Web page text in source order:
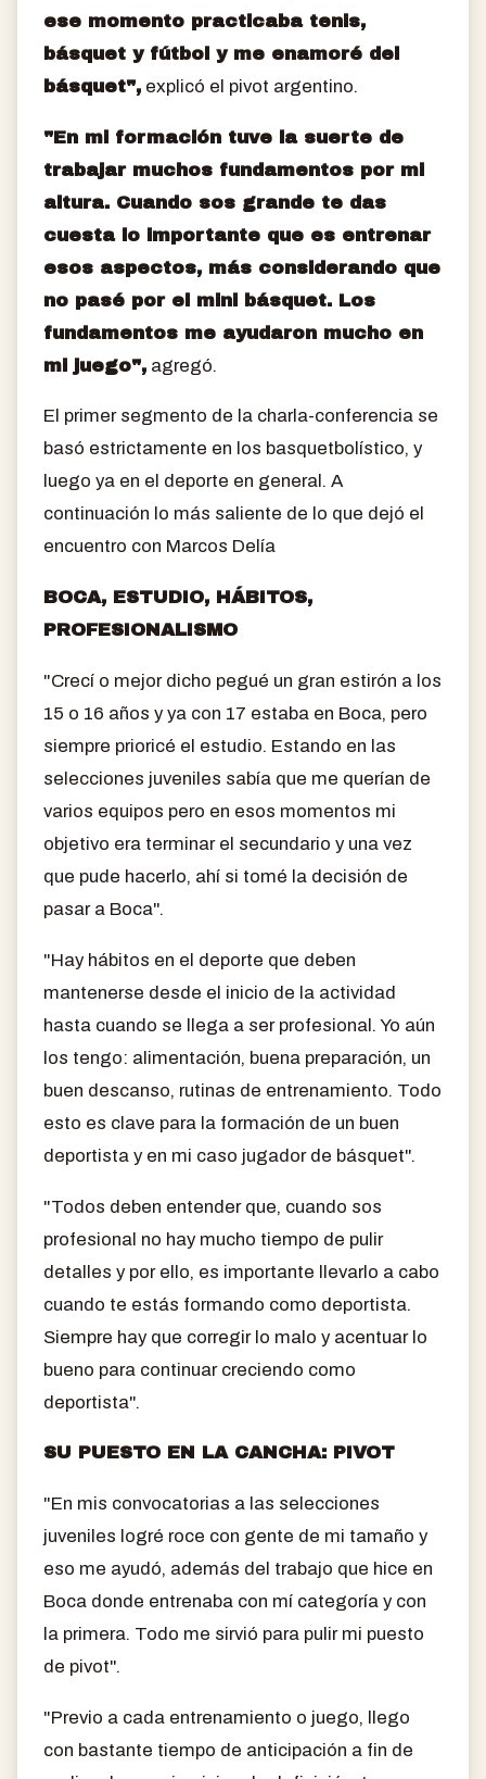
ese momento practicaba tenis,
básquet y fútbol y me enamoré del
básquet", explicó el pivot argentino.
"En mi formación tuve la suerte de
trabajar muchos fundamentos por mi
altura. Cuando sos grande te das
cuesta lo importante que es entrenar
esos aspectos, más considerando que
no pasé por el mini básquet. Los
fundamentos me ayudaron mucho en
mi juego", agregó.
El primer segmento de la charla-conferencia se
basó estrictamente en los basquetbolístico, y
luego ya en el deporte en general. A
continuación lo más saliente de lo que dejó el
encuentro con Marcos Delía
BOCA, ESTUDIO, HÁBITOS,
PROFESIONALISMO
"Crecí o mejor dicho pegué un gran estirón a los
15 o 16 años y ya con 17 estaba en Boca, pero
siempre prioricé el estudio. Estando en las
selecciones juveniles sabía que me querían de
varios equipos pero en esos momentos mi
objetivo era terminar el secundario y una vez
que pude hacerlo, ahí si tomé la decisión de
pasar a Boca".
"Hay hábitos en el deporte que deben
mantenerse desde el inicio de la actividad
hasta cuando se llega a ser profesional. Yo aún
los tengo: alimentación, buena preparación, un
buen descanso, rutinas de entrenamiento. Todo
esto es clave para la formación de un buen
deportista y en mi caso jugador de básquet".
"Todos deben entender que, cuando sos
profesional no hay mucho tiempo de pulir
detalles y por ello, es importante llevarlo a cabo
cuando te estás formando como deportista.
Siempre hay que corregir lo malo y acentuar lo
bueno para continuar creciendo como
deportista".
SU PUESTO EN LA CANCHA: PIVOT
"En mis convocatorias a las selecciones
juveniles logré roce con gente de mi tamaño y
eso me ayudó, además del trabajo que hice en
Boca donde entrenaba con mí categoría y con
la primera. Todo me sirvió para pulir mi puesto
de pivot".
"Previo a cada entrenamiento o juego, llego
con bastante tiempo de anticipación a fin de